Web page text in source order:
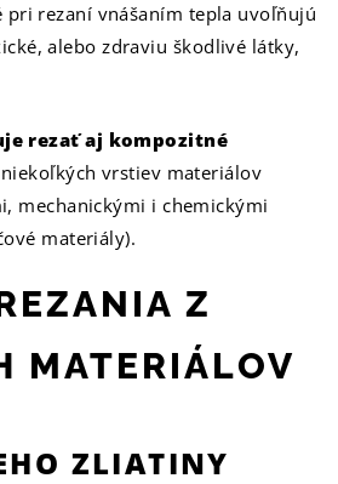
pri rezaní vnášaním tepla uvoľňujú
alebo zdraviu škodlivé látky,
rezať aj kompozitné
vrstiev materiálov
mechanickými i chemickými
materiály).
Z
MATERIÁLOV
ZLIATINY